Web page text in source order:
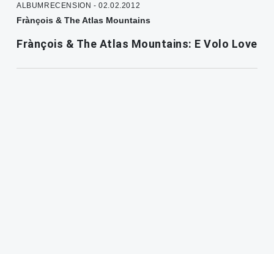
ALBUMRECENSION - 02.02.2012
Frànçois & The Atlas Mountains
Frànçois & The Atlas Mountains: E Volo Love